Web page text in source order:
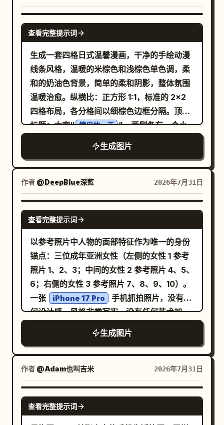
25 岁、皮肤白皙、气质优雅、笑容温暖真诚的女
性
走到他身边。她轻轻地撑开雨伞，将两人都遮
在伞下。当他抬头与她目光交汇时，两人交换
了一个安静而真挚的微笑。就在他们对视的瞬
间，黑白世界开始转变为鲜艳的色彩。雨水泛
起柔和的光芒，城市灯光变得温暖而生动，周
围的一切细节都鲜活了起来。人群在背景中变
得模糊且不再重要，而两人站在伞下，共享着
一种静谧而奇妙的连接。整个场景充满情感、
浪漫且充满希望，象征着一个微小的善举如何
GPT IMAGE 2
查看完整提示词
生成一套四格日式温馨漫画，干净的手绘动漫
线条风格，温暖的米棕色和浅棕色单色调，柔
和的奶油色背景，简单的柔和阴影，整体氛围
温暖治愈。纵横比：正方形 1:1，标准的 2x2
四格布局，各分格间以细棕色边框分隔。顶部
标题：大字“ 情侣的一天 ”，两侧各有一个小
爱心，呈现手写深棕色质感。 [四格内容] 第 1
格：一对年轻亚洲情侣的站立肖像。
在 女性 身后，双手轻轻搭在她的肩膀上，两
人都对着镜头微笑。 第 2 格：情侣坐在舒适的
室内，双手捧着马克杯，相视而笑。女性上方
有一个清晰的中文对话气泡：“谢谢你一直陪
着我。”白色圆角对话气泡，清晰的黑色文
字。 第 3 格：情侣在厨房一起做饭。并肩站在
炉灶前，男性在搅拌，女性在帮忙，表情专注
而幸福。 第 4 格：情侣紧紧拥抱。男性低头轻
轻亲吻女性的额头，女性闭着眼睛微笑。 [角
色一致性强制要求] 两个角色在第 1 格到第 4
格中必须保持完全相同的面部、发型、服装和
身体比例。严禁角色走样。 男性：短发，长相
温柔，穿着简单的毛衣或衬衫。 女性：中长
发，长相温柔，穿着居家风格的衣服。 [风格
与质感] 干净的手绘动漫线条艺术，单色温暖
米棕色 + 浅棕色 + 奶油白，简单的阴影，类似
于日式生活漫画或治愈系插画。 [文字要求] 对
话气泡中的中文必须准确、清晰，不得出现乱
生成图片
作者 @DeepBlue深藍 2026年7月31日
GPT IMAGE 2
查看完整提示词
以参考照片中人物的面部特征作为唯一的身份
锚点：三位成年亚洲女性（左侧的女性 1 参考
照片 1、2、3；中间的女性 2 参考照片 4、5、
6；右侧的女性 3 参考照片 7、8、9、10）。
一张
iPhone 17 Pro
手机抓拍照片，没有任
何设计感。风格非常写实，没有任何艺术加
工，没有电影感，没有网红滤镜，没有刻意构
图，没有摄影技巧，还原肉眼所见的真实生活
记录。三位年轻女性在乡村荷塘边漫步。
左侧女孩身穿浅绿色改良旗袍裙。中间女孩身穿白
色吊带背心搭配牛仔裤。右侧女孩身穿浅紫色碎花
背景是江南乡村的大片荷塘、木质栈道、小桥
和白墙农舍。自然光呈现出真实的生活记录
生成图片
作者 @Adam也叫吉米 2026年7月31日
GPT IMAGE 2
查看完整提示词